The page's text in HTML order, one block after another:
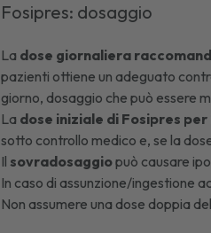
Fosipres: dosaggio
La dose giornaliera
pazienti ottiene un adeguato
giorno, dosaggio che può essere
La dose iniziale di Fosipres
sotto controllo medico e, se la
Il sovradosaggiopuò causare
In caso di assunzione/ingestione
Non assumere una dose doppia